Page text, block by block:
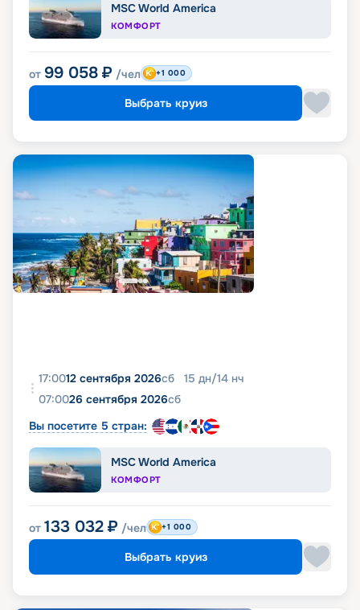
MSC World America
КОМФОРТ
от 99 058 ₽ /чел +1 000
Выбрать круиз
17:0012 сентября 2026сб 15 дн/14 нч
07:0026 сентября 2026сб
Вы посетите 5 стран:
MSC World America
КОМФОРТ
от 133 032 ₽ /чел +1 000
Выбрать круиз